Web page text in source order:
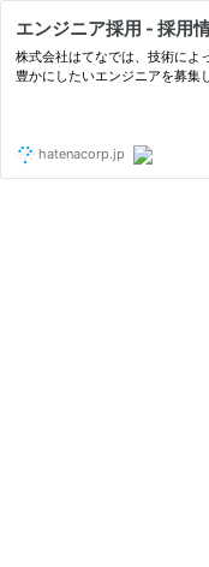
エンジニア採用 - 採用
株式会社はてなでは、技術によ
豊かにしたいエンジニアを募集
hatenacorp.jp